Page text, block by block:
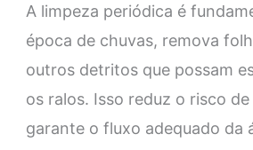
A limpeza periódica é
época de chuvas, remova
outros detritos que possam
os ralos. Isso reduz o risco
garante o fluxo adequado da